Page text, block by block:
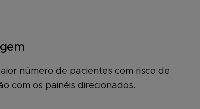
número de pacientes com risco de
com os painéis direcionados.